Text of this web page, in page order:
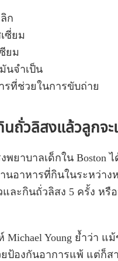
ก
ซี่ยม
ยม
นจำเป็น
รที่ช่วยในการขับถ่าย
ถั่วลิสงแล้วลูกจ
พยาบาลเด็กใน Boston
นอาหารที่กินในระหว่า
ละกินถั่วลิสง 5 ครั้ง หรื
Michael Young ย้ำว่า
ป้องกันอาการแพ้ แต่ก็ส